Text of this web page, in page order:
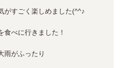
がすごく楽しめました(^^♪
食べに行きました！
雨がふったり